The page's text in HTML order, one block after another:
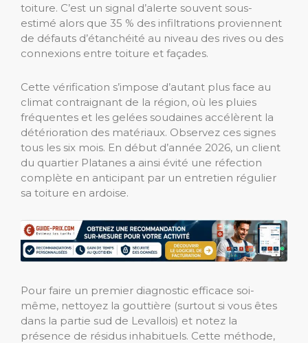
toiture. C’est un signal d’alerte souvent sous-
estimé alors que 35 % des infiltrations proviennent
de défauts d’étanchéité au niveau des rives ou des
connexions entre toiture et façades.
Cette vérification s’impose d’autant plus face au
climat contraignant de la région, où les pluies
fréquentes et les gelées soudaines accélèrent la
détérioration des matériaux. Observez ces signes
tous les six mois. En début d’année 2026, un client
du quartier Platanes a ainsi évité une réfection
complète en anticipant par un entretien régulier
sa toiture en ardoise.
Pour faire un premier diagnostic efficace soi-
même, nettoyez la gouttière (surtout si vous êtes
dans la partie sud de Levallois) et notez la
présence de résidus inhabituels. Cette méthode,